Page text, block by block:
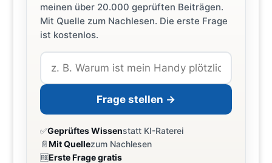
meinen über 20.000 geprüften Beiträgen.
Mit Quelle zum Nachlesen. Die erste Frage
ist kostenlos.
Frage stellen →
✅Geprüftes Wissenstatt KI-Raterei
📄Mit Quellezum Nachlesen
🆓Erste Frage gratis